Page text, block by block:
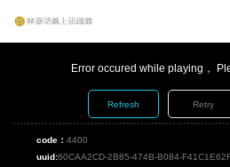
Error occured while playing，
Refresh Retry
code： 4400
uuid:60CAA2CD-2B85-474B-B084-